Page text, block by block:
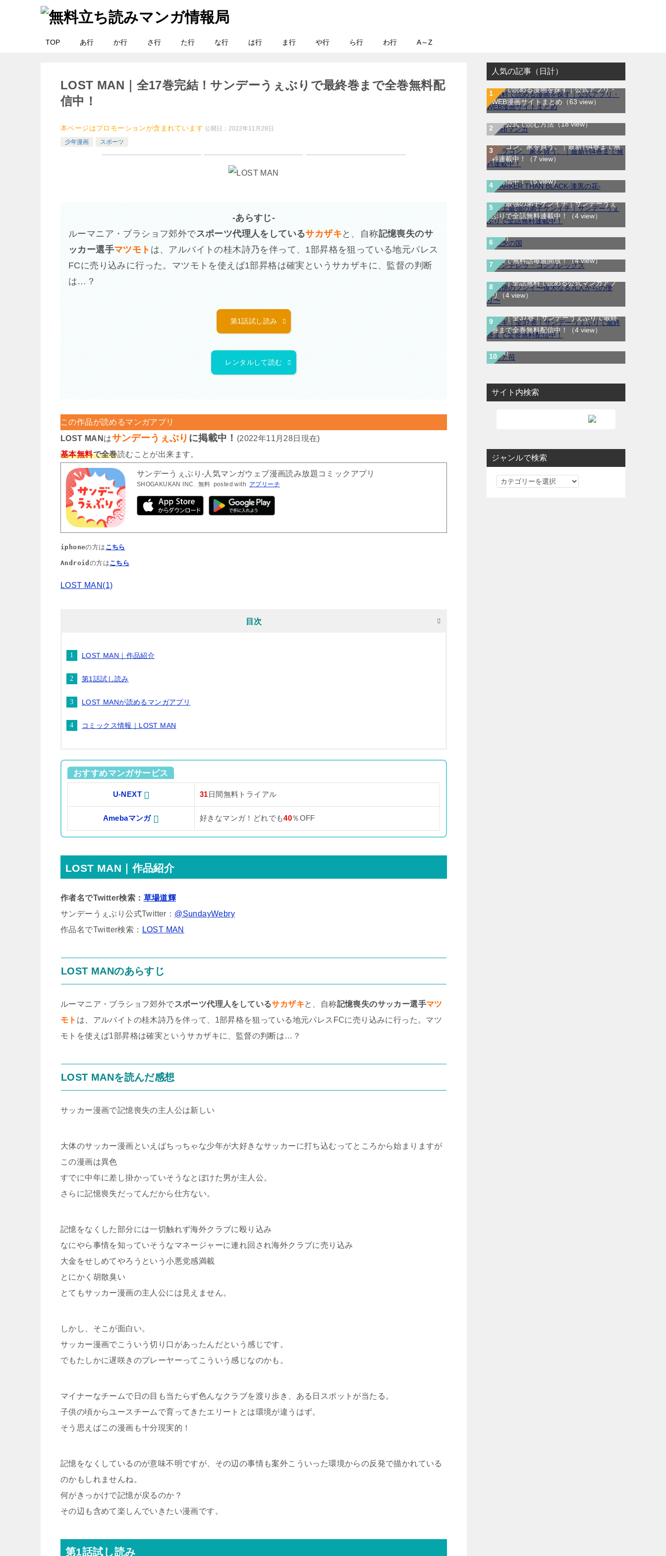
TOP あ行 か行 さ行 た行 な行 は行 ま行 や行 ら行 わ行 A～Z
LOST MAN｜全17巻完結！サンデーうぇぶりで最終巻まで全巻無料配
信中！
本ページはプロモーションが含まれています 公開日：2022年11月28日
少年漫画
スポーツ
-あらすじ-
ルーマニア・ブラショフ郊外でスポーツ代理人をしているサカザキ と、自称記憶喪失のサ
ッカー選手マツモト は、アルバイトの桂木詩乃を伴って、1部昇格を狙っている地元パレス
FCに売り込みに行った。マツモトを使えば1部昇格は確実というサカザキに、監督の判断
は…？
第1話試し読み
レンタルして読む
この作品が読めるマンガアプリ
LOST MAN はサンデーうぇぶり に掲載中！ (2022年11月28日現在)
基本無料で全巻読むことが出来ます。
サンデーうぇぶり-人気マンガウェブ漫画読み放題コミックアプリ
SHOGAKUKAN INC. 無料 posted with アプリーチ
iphoneの方は こちら
Android の方はこちら
LOST MAN(1)
目次
LOST MAN｜作品紹介
第1話試し読み
LOST MANが読めるマンガアプリ
コミックス情報｜LOST MAN
おすすめマンガサービス
U-NEXT 31 日間無料トライアル
Amebaマンガ 好きなマンガ！どれでも40％OFF
LOST MAN｜作品紹介
作者名でTwitter検索： 草場道輝
サンデーうぇぶり公式Twitter： @SundayWebry
作品名でTwitter検索：
LOST MAN
LOST MANのあらすじ
ルーマニア・ブラショフ郊外でスポーツ代理人をしているサカザキと、自称記憶喪失のサッカー選手マツ
モト は、アルバイトの桂木詩乃を伴って、1部昇格を狙っている地元パレスFCに売り込みに行った。マツ
モトを使えば1部昇格は確実というサカザキに、監督の判断は…？
LOST MANを読んだ感想
サッカー漫画で記憶喪失の主人公は新しい
大体のサッカー漫画といえばちっちゃな少年が大好きなサッカーに打ち込むってところから始まりますが
この漫画は異色
すでに中年に差し掛かっていそうなとぼけた男が主人公。
さらに記憶喪失だってんだから仕方ない。
記憶をなくした部分には一切触れず海外クラブに殴り込み
なにやら事情を知っていそうなマネージャーに連れ回され海外クラブに売り込み
大金をせしめてやろうという小悪党感満載
とにかく胡散臭い
とてもサッカー漫画の主人公には見えません。
しかし、そこが面白い。
サッカー漫画でこういう切り口があったんだという感じです。
でもたしかに遅咲きのプレーヤーってこういう感じなのかも。
マイナーなチームで日の目も当たらず色んなクラブを渡り歩き、ある日スポットが当たる。
子供の頃からユースチームで育ってきたエリートとは環境が違うはず。
そう思えばこの漫画も十分現実的！
記憶をなくしているのが意味不明ですが、その辺の事情も案外こういった環境からの反発で描かれている
のかもしれませんね。
何がきっかけで記憶が戻るのか？
その辺も含めて楽しんでいきたい漫画です。
第1話試し読み
人気の記事（日計）
無料で読める漫画を探す｜公式アプリ・
WEB漫画サイトまとめ （63 view）
WEB漫画サイト一覧｜ブラウザで無料漫
画を公式で読む方法（18 view）
ドラゴン、家を買う。｜最新刊4巻まで無
料連載中！
（7 view）
DARKER THAN BLACK-漆黒の花-｜全4
巻完結！マンガUP!で最終巻まで全巻無
料配信中！（5 view）
史上最強の弟子ケンイチ｜サンデーうぇ
ぶりで全話無料連載中！
（4 view）
七夕の国｜全4巻完結！サンデーうぇぶり
で最終話まで全話無料配信中！（4
view）
シンデレラ・コンプレックス｜マンガ
Meeで無料話毎週開放！（4 view）
路傍のフジイ〜偉大なる凡人からの便
り〜｜全話無料で読める公式マンガアプ
リ
（4 view）
マギ｜全37巻！サンデーうぇぶりで最終
巻まで全巻無料配信中！
（4 view）
龍と苺｜最新刊第4巻！全巻無料で読める
公式マンガアプリ＿サンデーうぇぶり（4
view）
サイト内検索
ジャンルで検索
ジ